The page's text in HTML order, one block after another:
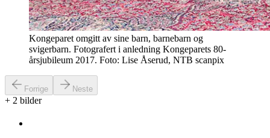
Kongeparet omgitt av sine barn, barnebarn og
svigerbarn. Fotografert i anledning Kongeparets 80-
årsjubileum 2017. Foto: Lise Åserud, NTB scanpix
Forrige Neste
+ 2 bilder